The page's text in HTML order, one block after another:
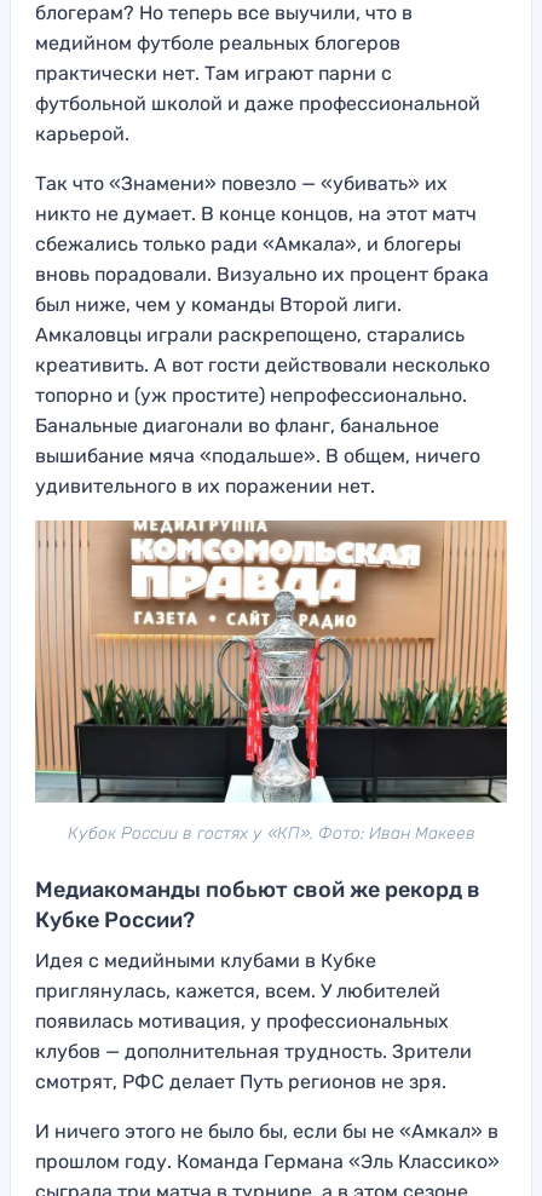
блогерам? Но теперь все выучили, что в
медийном футболе реальных блогеров
практически нет. Там играют парни с
футбольной школой и даже профессиональной
карьерой.
Так что «Знамени» повезло — «убивать» их
никто не думает. В конце концов, на этот матч
сбежались только ради «Амкала», и блогеры
вновь порадовали. Визуально их процент брака
был ниже, чем у команды Второй лиги.
Амкаловцы играли раскрепощено, старались
креативить. А вот гости действовали несколько
топорно и (уж простите) непрофессионально.
Банальные диагонали во фланг, банальное
вышибание мяча «подальше». В общем, ничего
удивительного в их поражении нет.
Кубок России в гостях у «КП». Фото: Иван Макеев
Медиакоманды побьют свой же рекорд в
Кубке России?
Идея с медийными клубами в Кубке
приглянулась, кажется, всем. У любителей
появилась мотивация, у профессиональных
клубов — дополнительная трудность. Зрители
смотрят, РФС делает Путь регионов не зря.
И ничего этого не было бы, если бы не «Амкал» в
прошлом году. Команда Германа «Эль Классико»